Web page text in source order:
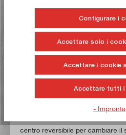
che non è più necessario
centro reversibile per cambiare il
Configurare i
Accettare solo i
Accettare i cookie
Accettare tutti i
- Impronta